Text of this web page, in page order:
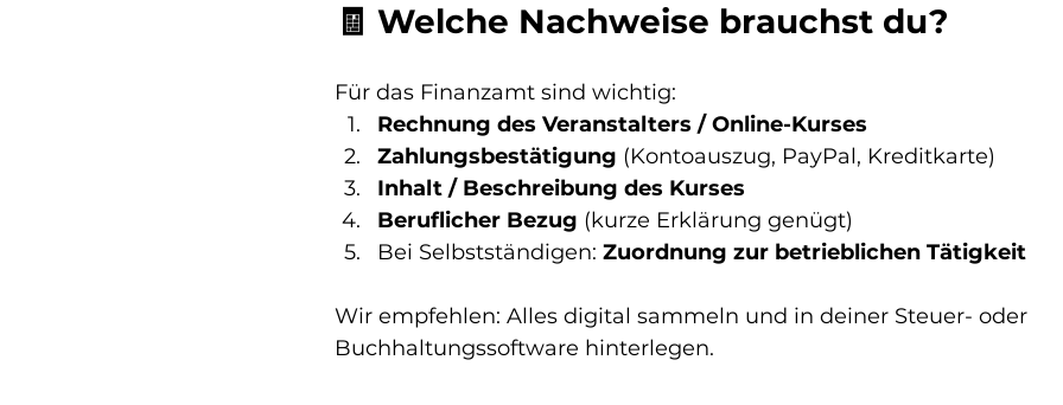
🧾 Welche Nachweise brauchst du?
Für das Finanzamt sind wichtig:
Rechnung des Veranstalters / Online-Kurses
Zahlungsbestätigung (Kontoauszug, PayPal, Kreditkarte)
Inhalt / Beschreibung des Kurses
Beruflicher Bezug (kurze Erklärung genügt)
Bei Selbstständigen: Zuordnung zur betrieblichen Tätigkeit
Wir empfehlen: Alles digital sammeln und in deiner Steuer- oder
Buchhaltungssoftware hinterlegen.